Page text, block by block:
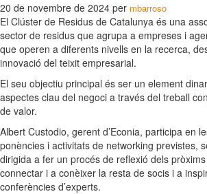
20 de novembre de 2024 per mbarroso
El Clúster de Residus de Catalunya és una
sector de residus que agrupa a empreses i
que operen a diferents nivells en la recerca,
innovació del teixit empresarial.
El seu objectiu principal és ser un element
aspectes clau del negoci a través del treball
de valor.
Albert Custodio, gerent d’Econia, participa en
ponències i activitats de networking previstes,
dirigida a fer un procés de reflexió dels
connectar i a conèixer la resta de socis i a
conferències d’experts.